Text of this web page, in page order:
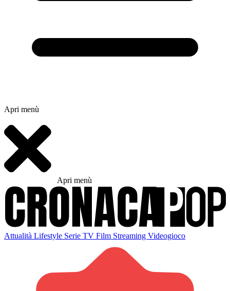
Apri menù
Apri menù
Attualità Lifestyle Serie TV Film Streaming Videogioco